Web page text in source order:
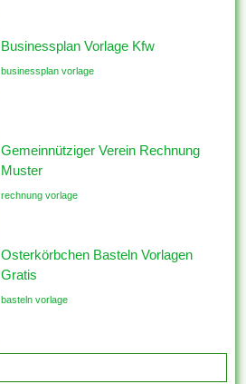
Businessplan Vorlage Kfw
businessplan vorlage
Gemeinnütziger Verein Rechnung
Muster
rechnung vorlage
Osterkörbchen Basteln Vorlagen
Gratis
basteln vorlage